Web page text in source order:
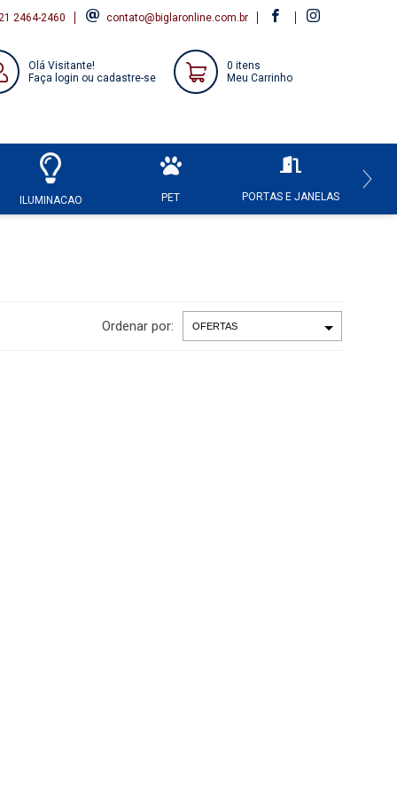
2464-2460 contato@biglaronline.com.br
Olá Visitante!
Faça login ou cadastre-se
0 itens
Meu Carrinho
ILUMINACAO PET PORTAS E JANELAS
Ordenar por: